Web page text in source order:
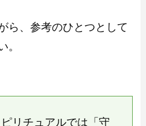
ら、参考のひとつとして
。
リチュアルでは「守